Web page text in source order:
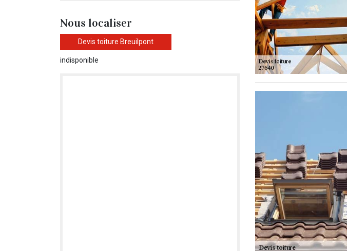
Nous localiser
Devis toiture Breuilpont
indisponible